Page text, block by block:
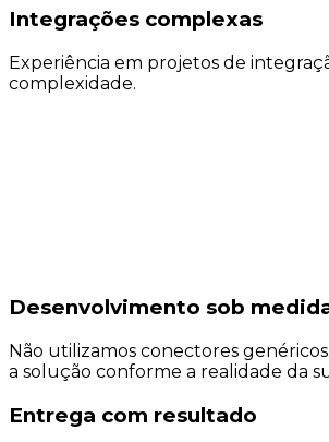
Integrações complexas
Experiência em projetos de
complexidade.
Desenvolvimento sob
Não utilizamos conectores
a solução conforme a realidade da
Entrega com resultado